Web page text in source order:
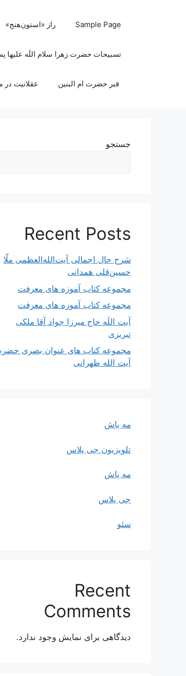
Sample Page راز «استون‌هنج»
تسبیحات حضرت زهرا سلام اللَه علیها
قبر حضرت ام البنین عقلانیت در
جستجو
Recent Posts
شرح حال اجمالی آیت‌الله‌العظمی ملّا
حسین‌قلی همدانی
مجموعه کتاب آموزه های معرفت
مجموعه کتاب آموزه های معرفت
آیت اللَه حاج میرزا جواد آقا ملکی
تبریزی
مجموعه کتاب های عنوان بصری
آیت الله طهرانی
مه پاش
تلویزیون جی پلاس
مه پاش
جی پلاس
سئو
Recent
Comments
دیدگاهی برای نمایش وجود ندارد.